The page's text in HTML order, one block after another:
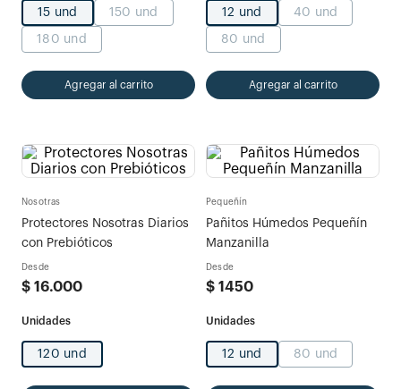
15 und 150 und
180 und
Agregar al carrito
12 und 40 und
80 und
Agregar al carrito
Nosotras
Protectores Nosotras Diarios
con Prebióticos
Desde
$ 16.000
120 und
Pequeñín
Pañitos Húmedos Pequeñín
Manzanilla
Desde
$ 1450
12 und 80 und